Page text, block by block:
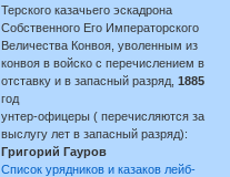
Терского казачьего эскадрона
Собственного Его Императорского
Величества Конвоя, уволенным из
конвоя в войско с перечислением в
отставку и в запасный разряд,1885
год
унтер-офицеры ( перечисляются за
выслугу лет в запасный разряд):
Григорий Гауров
Список урядников и казаков лейб-